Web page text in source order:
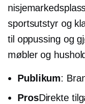
sportsutstyr og
til oppussing og
møbler og
Publikum:
ProsDirekte